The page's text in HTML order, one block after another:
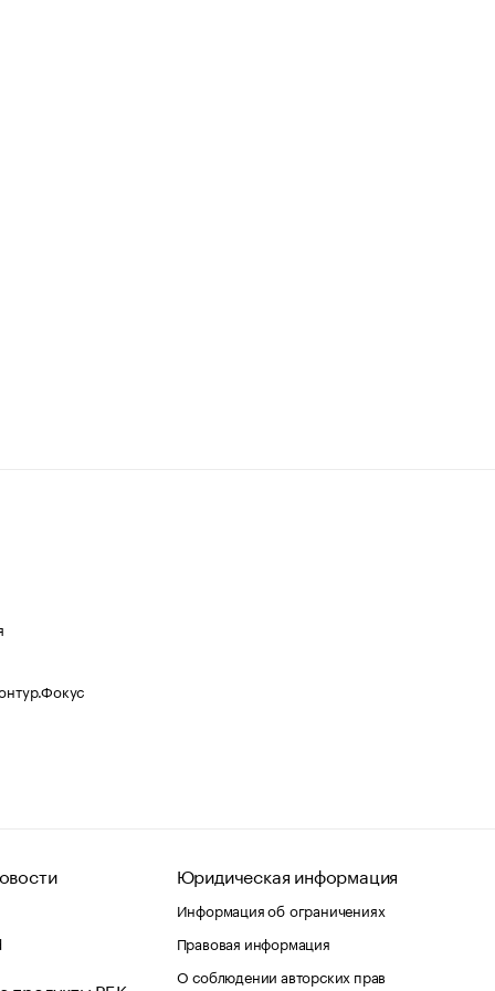
Юридическая информация
Информация об ограничениях
Правовая информация
О соблюдении авторских прав